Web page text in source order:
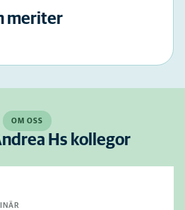
meriter
OM OSS
Hs kollegor